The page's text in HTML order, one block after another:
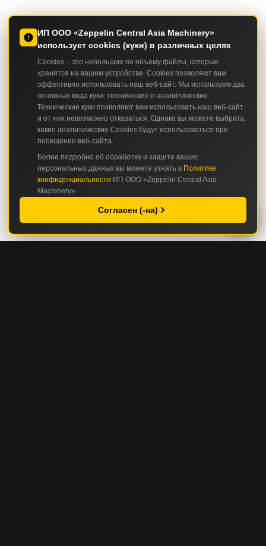
ИП ООО «Zeppelin Central Asia Machinery»
использует cookies (куки) в различных целях
Cookies – это небольшие по объему файлы, которые
хранятся на вашем устройстве. Cookies позволяют вам
эффективно использовать наш веб-сайт. Мы используем два
основных вида куки: технические и аналитические.
Технические куки позволяют вам использовать наш веб-сайт
и от них невозможно отказаться. Однако вы можете выбрать,
какие аналитические Cookies будут использоваться при
посещении веб-сайта.
Более подробно об обработке и защите ваших
персональных данных вы можете узнать в Политике
конфиденциальности ИП ООО «Zeppelin Central Asia
Machinery».
Согласен (-на)